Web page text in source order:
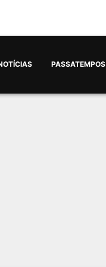
PASSATEMPOS